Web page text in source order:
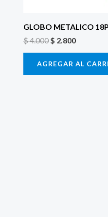
GLOBO METALICO
$4.000 $ 2.800
AGREGAR AL